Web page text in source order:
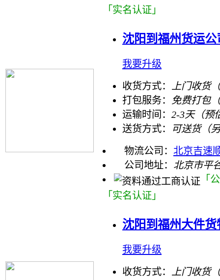
「实名认证」
沈阳到福州货运
我要升级
收货方式：
上门收货
打包服务：
免费打包
运输时间： 2-3天（预
送货方式：
可送货（
物流公司： 北京吉速
公司地址： 北京市平
「
「实名认证」
沈阳到福州大件
我要升级
收货方式：
上门收货